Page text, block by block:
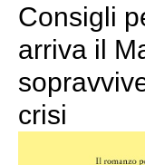
Consigli
arriva il
crisi